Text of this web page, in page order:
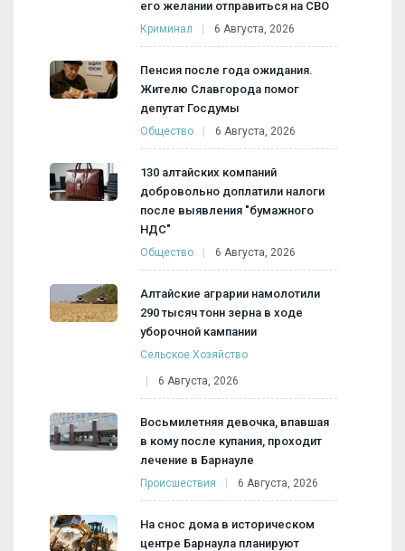
его желании отправиться на СВО
Криминал 6 Августа, 2026
Пенсия после года ожидания.
Жителю Славгорода помог
депутат Госдумы
Общество 6 Августа, 2026
130 алтайских компаний
добровольно доплатили налоги
после выявления "бумажного
НДС"
Общество 6 Августа, 2026
Алтайские аграрии намолотили
290 тысяч тонн зерна в ходе
уборочной кампании
Сельское Хозяйство
6 Августа, 2026
Восьмилетняя девочка, впавшая
в кому после купания, проходит
лечение в Барнауле
Происшествия 6 Августа, 2026
На снос дома в историческом
центре Барнаула планируют